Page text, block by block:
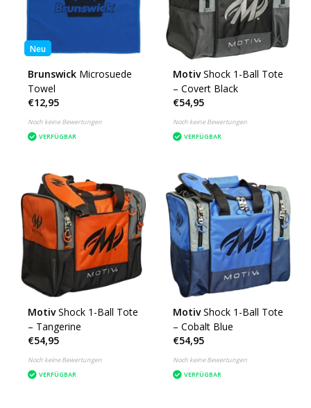
Neu
Brunswick Microsuede
Towel
€12,95
Noch keine Bewertungen
VERFÜGBAR
Motiv Shock 1-Ball Tote
– Covert Black
€54,95
Noch keine Bewertungen
VERFÜGBAR
Motiv Shock 1-Ball Tote
– Tangerine
€54,95
Noch keine Bewertungen
VERFÜGBAR
Motiv Shock 1-Ball Tote
– Cobalt Blue
€54,95
Noch keine Bewertungen
VERFÜGBAR